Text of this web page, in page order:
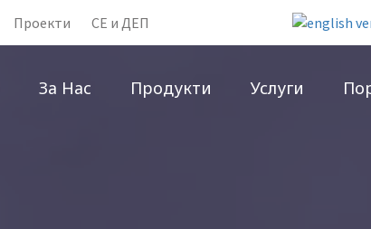
Проекти CE и ДЕП
За Нас Продукти Услуги